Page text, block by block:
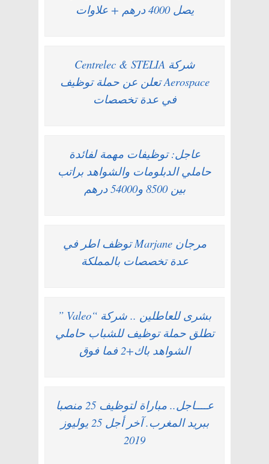
يصل 4000 درهم + علاوات
شركة Centrelec & STELIA
Aerospace تعلن عن حملة توظيف
في عدة تخصصات
عاجل: توظيفات مهمة لفائدة
حاملي الدبلومات والشواهد براتب
بين 8500 و54000 درهم
مرجان Marjane توظف اطر في
عدة تخصصات بالمملكة
بشرى للعاطلين .. شركة “Valeo ”
تطلق حملة توظيف للشباب حاملي
الشواهد باك+2 فما فوق
عــــاجل.. مباراة لتوظيف 25 منصبا
ببريد المغرب. آخر أجل 25 يوليوز
2019